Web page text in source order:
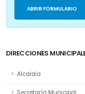
ABRIR FORMULARIO
DIRECCIONES
Alcaldia